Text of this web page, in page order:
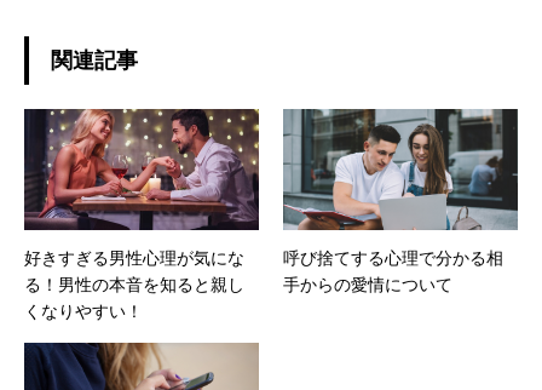
関連記事
好きすぎる男性心理が気にな
る！男性の本音を知ると親し
くなりやすい！
呼び捨てする心理で分かる相
手からの愛情について